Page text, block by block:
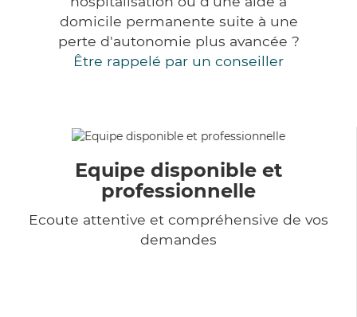
domicile permanente suite à une
perte d'autonomie plus avancée ?
Être rappelé par un conseiller
Equipe disponible et
professionnelle
Ecoute attentive et compréhensive de vos
demandes